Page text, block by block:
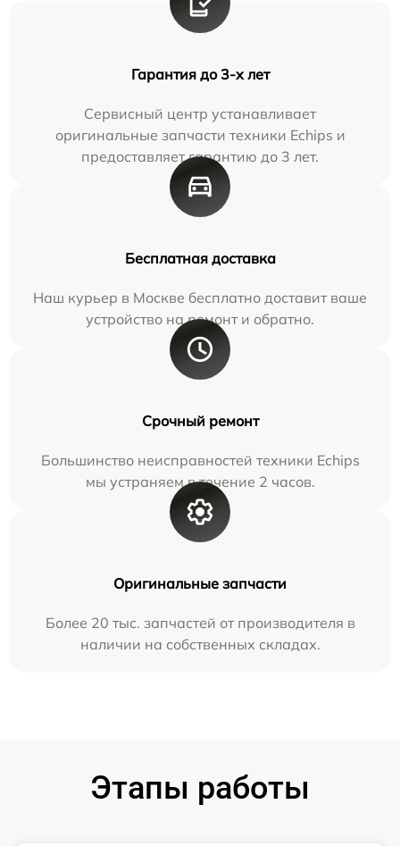
Гарантия до 3-х лет
Сервисный центр устанавливает
оригинальные запчасти техники Echips и
предоставляет гарантию до 3 лет.
Бесплатная доставка
Наш курьер в Москве бесплатно доставит ваше
устройство на ремонт и обратно.
Срочный ремонт
Большинство неисправностей техники Echips
мы устраняем в течение 2 часов.
Оригинальные запчасти
Более 20 тыс. запчастей от производителя в
наличии на собственных складах.
Этапы работы